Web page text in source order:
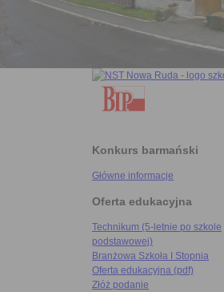
Konkurs barmański
Główne informacje
Oferta edukacyjna
Technikum (5-letnie po szkole
podstawowej)
Branżowa Szkoła I Stopnia
Oferta edukacyjna (pdf)
Złóż podanie